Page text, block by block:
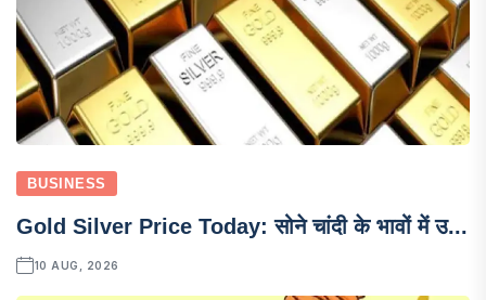
BUSINESS
Gold Silver Price Today: सोने चांदी के भावों में उ...
10 AUG, 2026